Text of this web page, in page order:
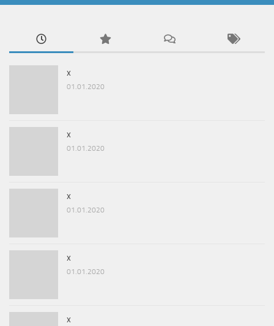
x
01.01.2020
x
01.01.2020
x
01.01.2020
x
01.01.2020
x